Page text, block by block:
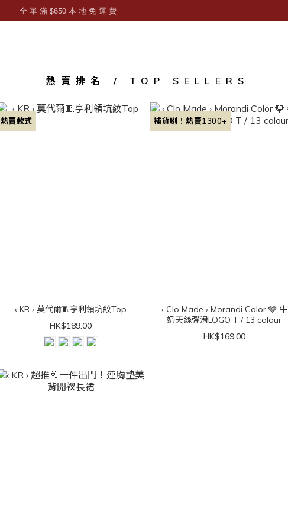
熱賣排名 / TOP SELLERS
熱賣款式
‹ KR › 莫代爾🧵亨利領坑紋Top
HK$189.00
補貨喇！熱賣1300+
‹ Clo Made › Morandi Color 🩶 牛
奶天絲彈滑LOGO T / 13 colour
HK$169.00